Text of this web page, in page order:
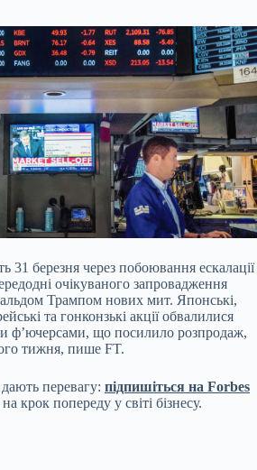
31 березня через побоювання ескалації
очікуваного запровадження
Трампом нових мит. Японські,
та гонконзькі акції обвалилися
ф’ючерсами, що посилило розпродаж,
тижня, пише FT.
перевагу: підпишіться на Forbes
крок попереду у світі бізнесу.